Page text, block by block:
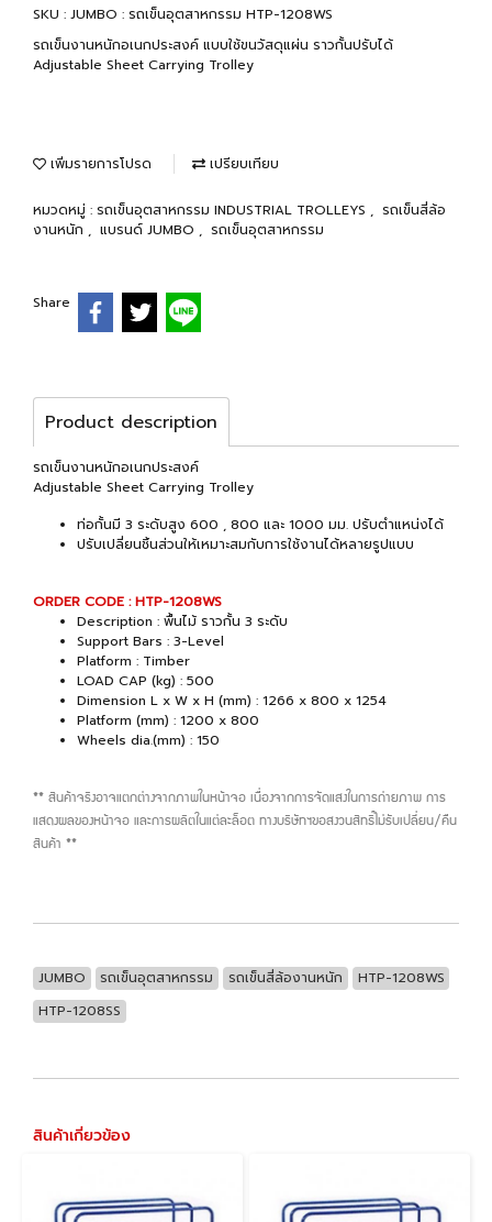
SKU : JUMBO : รถเข็นอุตสาหกรรม HTP-1208WS
รถเข็นงานหนักอเนกประสงค์ แบบใช้ขนวัสดุแผ่น ราวกั้นปรับได้
Adjustable Sheet Carrying Trolley
เพิ่มรายการโปรด เปรียบเทียบ
หมวดหมู่ : รถเข็นอุตสาหกรรม INDUSTRIAL TROLLEYS , รถเข็นสี่ล้อ
งานหนัก , แบรนด์ JUMBO , รถเข็นอุตสาหกรรม
Share
Product description
รถเข็นงานหนักอเนกประสงค์
Adjustable Sheet Carrying Trolley
ท่อกั้นมี 3 ระดับสูง 600 , 800 และ 1000 มม. ปรับตำแหน่งได้
ปรับเปลี่ยนชิ้นส่วนให้เหมาะสมกับการใช้งานได้หลายรูปแบบ
ORDER CODE : HTP-1208WS
Description : พื้นไม้ ราวกั้น 3 ระดับ
Support Bars : 3-Level
Platform : Timber
LOAD CAP (kg) : 500
Dimension L x W x H (mm) : 1266 x 800 x 1254
Platform (mm) : 1200 x 800
Wheels dia.(mm) : 150
** สินค้าจริงอาจแตกต่างจากภาพในหน้าจอ เนื่องจากการจัดแสงในการถ่ายภาพ การ
แสดงผลของหน้าจอ และการผลิตในแต่ละล็อต ทางบริษัทฯขอสงวนสิทธิ์ไม่รับเปลี่ยน/คืน
สินค้า **
JUMBO รถเข็นอุตสาหกรรม รถเข็นสี่ล้องานหนัก
HTP-1208WS
HTP-1208SS
สินค้าเกี่ยวข้อง